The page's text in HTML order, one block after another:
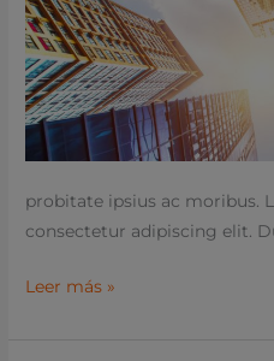
probitate ipsius ac moribus.
consectetur adipiscing elit.
Leer más »